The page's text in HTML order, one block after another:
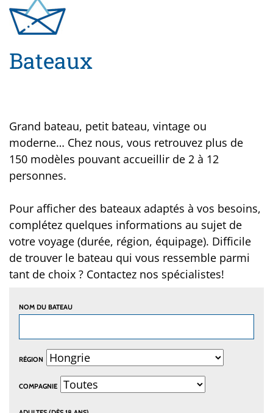
Bateaux
Grand bateau, petit bateau, vintage ou
moderne… Chez nous, vous retrouvez plus de
150 modèles pouvant accueillir de 2 à 12
personnes.
Pour afficher des bateaux adaptés à vos besoins,
complétez quelques informations au sujet de
votre voyage (durée, région, équipage). Difficile
de trouver le bateau qui vous ressemble parmi
tant de choix ? Contactez nos spécialistes!
NOM DU BATEAU
RÉGION
COMPAGNIE